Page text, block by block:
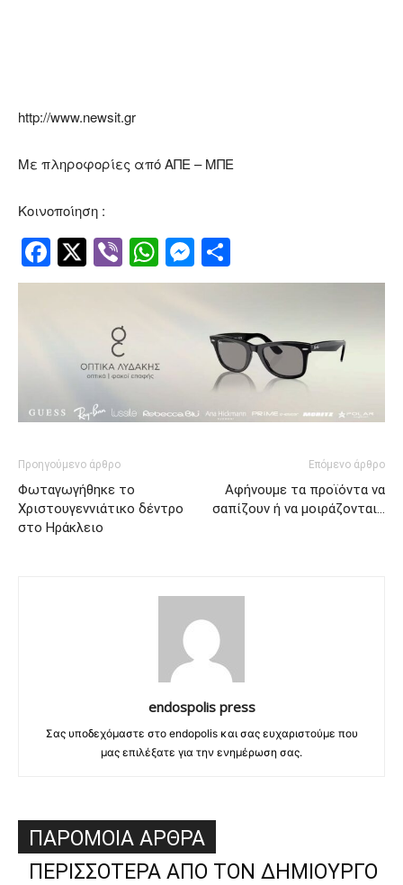
http://www.newsit.gr
Με πληροφορίες από ΑΠΕ – ΜΠΕ
Κοινοποίηση :
Facebook
Twitter
ViberWhatsApp
Messenger
Προηγούμενο άρθρο
Φωταγωγήθηκε το
Χριστουγεννιάτικο δέντρο
στο Ηράκλειο
Επόμενο άρθρο
Αφήνουμε τα προϊόντα να
σαπίζουν ή να μοιράζονται…
endospolis press
Σας υποδεχόμαστε στο endopolis και σας ευχαριστούμε που
μας επιλέξατε για την ενημέρωση σας.
ΠΑΡΟΜΟΙΑ ΑΡΘΡΑ
ΠΕΡΙΣΣΟΤΕΡΑ ΑΠΟ ΤΟΝ ΔΗΜΙΟΥΡΓΟ